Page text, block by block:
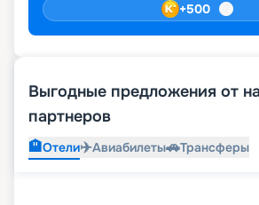
+500
Выгодные предложения от
партнеров
🏨Отели✈️Авиабилеты🚗Трансферы